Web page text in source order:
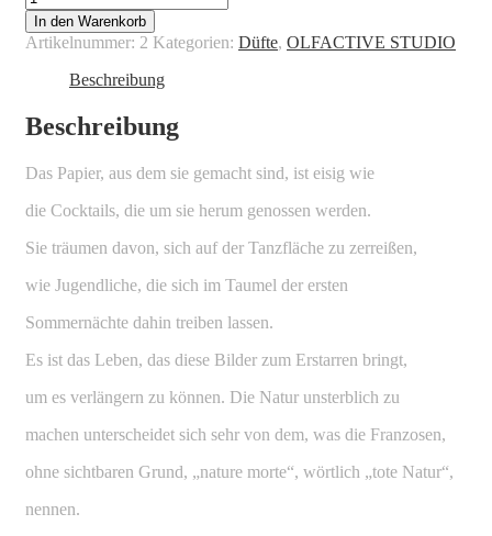
STUDIO
-
STILL
Menge
In den Warenkorb
Artikelnummer: 2 Kategorien: Düfte, OLFACTIVE STUDIO
Beschreibung
Beschreibung
Das Papier, aus dem sie gemacht sind, ist eisig wie
die Cocktails, die um sie herum genossen werden.
Sie träumen davon, sich auf der Tanzfläche zu zerreißen,
wie Jugendliche, die sich im Taumel der ersten
Sommernächte dahin treiben lassen.
Es ist das Leben, das diese Bilder zum Erstarren bringt,
um es verlängern zu können. Die Natur unsterblich zu
machen unterscheidet sich sehr von dem, was die Franzosen,
ohne sichtbaren Grund, „nature morte“, wörtlich „tote Natur“,
nennen.